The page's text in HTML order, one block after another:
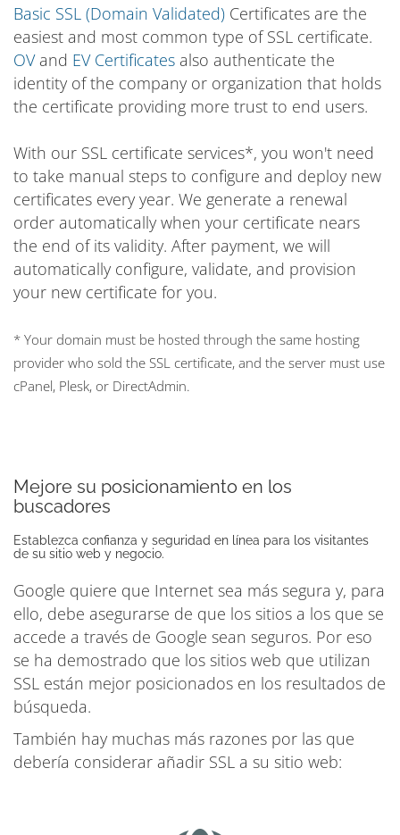
Basic SSL (Domain Validated) Certificates are the
easiest and most common type of SSL certificate.
OVand EV Certificates also authenticate the
identity of the company or organization that holds
the certificate providing more trust to end users.
With our SSL certificate services*, you won't need
to take manual steps to configure and deploy new
certificates every year. We generate a renewal
order automatically when your certificate nears
the end of its validity. After payment, we will
automatically configure, validate, and provision
your new certificate for you.
* Your domain must be hosted through the same hosting
provider who sold the SSL certificate, and the server must use
cPanel, Plesk, or DirectAdmin.
Mejore su posicionamiento en los
buscadores
Establezca confianza y seguridad en línea para los visitantes
de su sitio web y negocio.
Google quiere que Internet sea más segura y, para
ello, debe asegurarse de que los sitios a los que se
accede a través de Google sean seguros. Por eso
se ha demostrado que los sitios web que utilizan
SSL están mejor posicionados en los resultados de
búsqueda.
También hay muchas más razones por las que
debería considerar añadir SSL a su sitio web: